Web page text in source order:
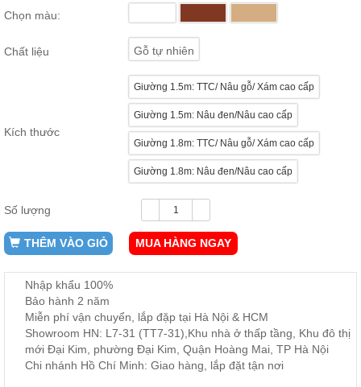
ăn,
kệ
Ban
ban
xích
đu,
ghế...
Phụ
Kiện
Trang
Chọn màu:
Chất liệu Gỗ tự nhiên
Kích thước
Giường 1.5m: TTC/ Nâu gỗ/ Xám cao cấp
Giường 1.5m: Nâu đen/Nâu cao cấp
Giường 1.8m: TTC/ Nâu gỗ/ Xám cao cấp
Giường 1.8m: Nâu đen/Nâu cao cấp
Số lượng
THÊM VÀO GIỎ MUA HÀNG NGAY
Nhập khẩu 100%
Bảo hành 2 năm
Miễn phí vận chuyển, lắp đặp tại Hà Nội & HCM
Showroom HN: L7-31 (TT7-31),Khu nhà ở thấp tầng, Khu đô thị
mới Đại Kim, phường Đại Kim, Quận Hoàng Mai, TP Hà Nội
Chi nhánh Hồ Chí Minh: Giao hàng, lắp đặt tận nơi